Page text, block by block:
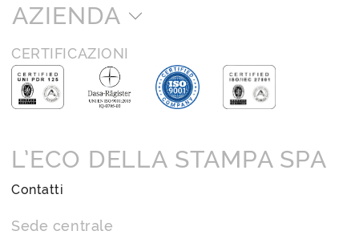
AZIENDA
CERTIFICAZIONI
L’ECO DELLA STAMPA SPA
Contatti
Sede centrale